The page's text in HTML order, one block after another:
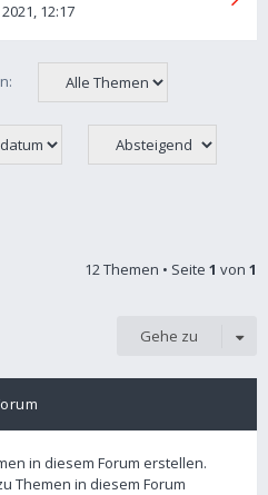
12:17
12 Themen • Seite 1 von 1
Gehe zu
in diesem Forum erstellen.
Themen in diesem Forum